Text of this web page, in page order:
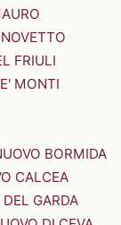
FRIULI
MONTI
BORMIDA
CALCEA
GARDA